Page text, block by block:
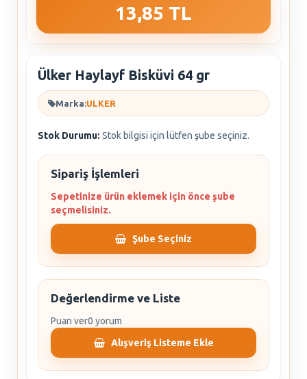
13,85 TL
Ülker Haylayf Bisküvi 64 gr
Marka:ULKER
Stok Durumu: Stok bilgisi için lütfen şube seçiniz.
Sipariş İşlemleri
Sepetinize ürün eklemek için önce şube
seçmelisiniz.
Şube Seçiniz
Değerlendirme ve Liste
Puan ver0 yorum
Alışveriş Listeme Ekle